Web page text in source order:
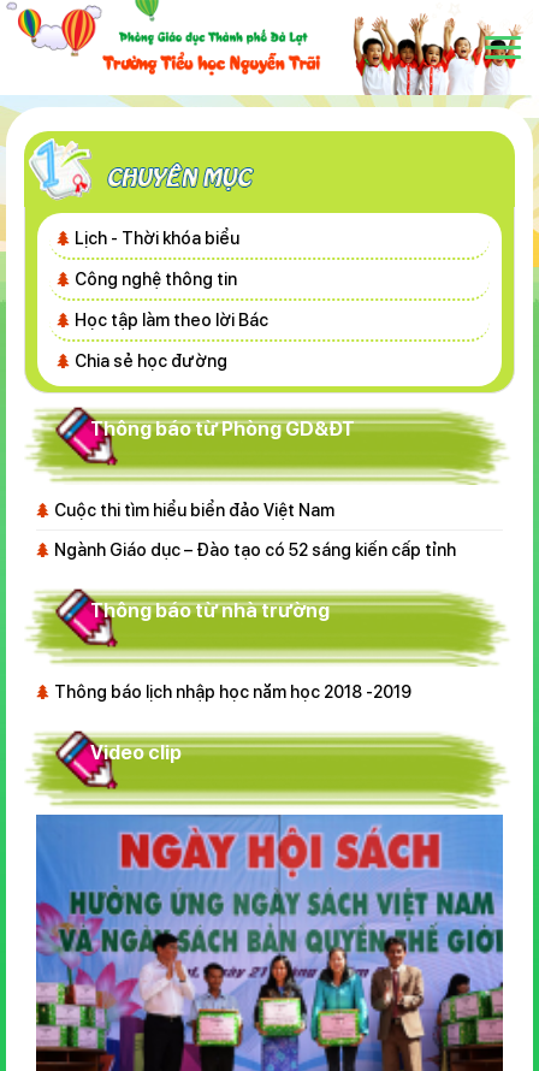
Lịch - Thời khóa biểu
Công nghệ thông tin
Học tập làm theo lời Bác
Chia sẻ học đường
Thông báo từ Phòng GD&ĐT
Cuộc thi tìm hiểu biển đảo Việt Nam
Ngành Giáo dục – Đào tạo có 52 sáng kiến cấp tỉnh
Thông báo từ nhà trường
Thông báo lịch nhập học năm học 2018 -2019
Video clip